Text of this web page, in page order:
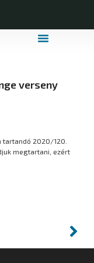
verseny
tartandó 2020/120.
megtartani, ezért